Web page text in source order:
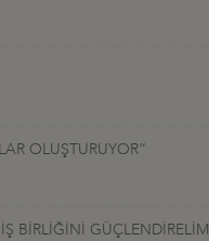
OLUŞTURUYOR”
BİRLİĞİNİ GÜÇLENDİRELİM